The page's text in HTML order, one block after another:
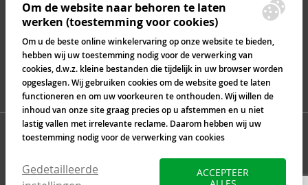
Om de website naar behoren te laten
werken (toestemming voor cookies)
Om u de beste online winkelervaring op onze website te bieden,
hebben wij uw toestemming nodig voor de verwerking van
cookies, d.w.z. kleine bestanden die tijdelijk in uw browser worden
opgeslagen. Wij gebruiken cookies om de website goed te laten
functioneren en om uw voorkeuren te onthouden. Wij willen de
inhoud van onze site graag precies op u afstemmen en u niet
lastig vallen met irrelevante reclame. Daarom hebben wij uw
toestemming nodig voor de verwerking van cookies
Gedetailleerde
ACCEPTEER